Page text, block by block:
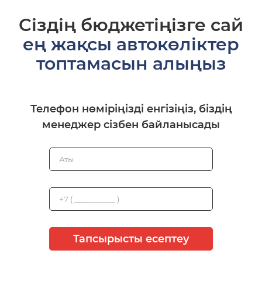
Сіздің бюджетіңізге сай
ең жақсы автокөліктер
топтамасын алыңыз
Телефон нөміріңізді енгізіңіз, біздің
менеджер сізбен байланысады
Тапсырысты есептеу